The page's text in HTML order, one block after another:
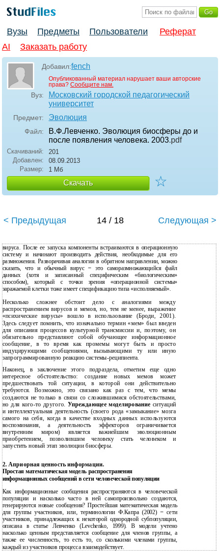
Вузы Предметы Пользователи
Реферат
AI
Заказать работу
Добавил:fench
Опубликованный материал нарушает ваши авторские
права? Сообщите нам.
Вуз:
Московский городской педагогический
университет
Предмет: Эволюция
Файл:
В.Ф.Левченко. Эволюция биосферы до и
после появления человека. 2003.pdf
Скачиваний:
201
Добавлен:
08.09.2013
Размер:
1 Мб
Скачать ☆
< Предыдущая 14 / 18 Следующая >
вируса. После ее запуска компоненты встраиваются в операционную
систему и начинают производить действия, необходимые для его
размножения. Разворачивая аналогии в обратном направлении, можно
сказать, что и обычный вирус−это саморазмножающийся файл
данных (хотя и записанный специфическим «биологическим»
способом), который с точки зрения «операционной системы»
заражаемой клетки тоже имеет спецификацию типа «исполняемый».
Несколько сложнее обстоит дело с аналогиями между
распространением вирусов и мемов, но, тем не менее, выражение
«психические вирусы» вошло в использование (Броди, 2001).
Здесь следует помнить, что изначально термин «мем» был введен
для описания процессов культурной трансмиссии и, поэтому, он
обязательно представляют собой обучающее информационное
сообщение, в то время как промемы могут быть и просто
индуцирующими сообщениями, вызывающими ту или иную
запрограммированную реакцию системы-реципиента.
Наконец, в заключение этого подраздела, отметим еще одно
интересное обстоятельство: создание новых мемов может
предшествовать той ситуации, в которой они действительно
требуются. Возможно, это связано как раз с тем, что мемы
создаются не только в связи со сложившимися обстоятельствами,
но для кого-то другого. Упреждающее моделированиеситуаций
и интеллектуальная деятельность (своего рода «замыкание» мозга
самого на себя, когда в качестве входных данных используются
воспоминания, а деятельность эффекторов ограничивается
внутренним миром) является важнейшим эволюционным
приобретением, позволившим человеку стать человеком и
запустить новый этап эволюции биосферы.
2. Априорная ценность информации.
Простая математическая модель распространения
информационных сообщений в сети человеческой популяции
Как информационные сообщения распространяются в человеческой
популяции и насколько часто в ней самопроизвольно создаются,
генерируются новые сообщения? Простейшая математическая модель
для группы участников, или, терминологии Ф.Капра (2002)−сети
участников, принадлежащих к некоторой однородной субпопуляции,
описана в статье Левченко (Levchenko, 1999). В модели учтено
насколько ценным представляется сообщение для членов группы, а
также ее численность, то есть то, со сколькими членами группы,
каждый из участников процесса взаимодействует.